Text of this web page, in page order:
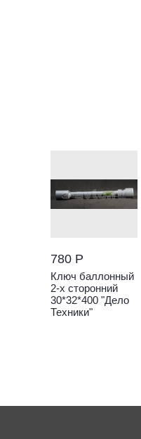
780 Р
Ключ баллонный
2-х сторонний
30*32*400 "Дело
Техники"